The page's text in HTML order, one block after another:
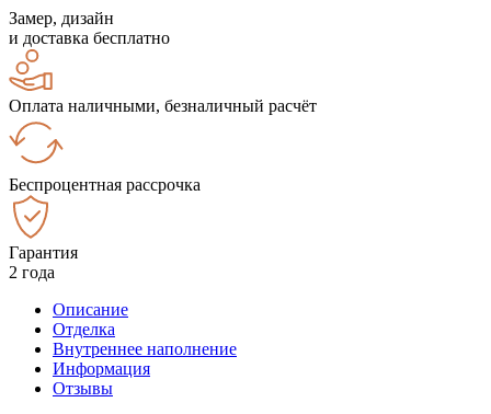
Замер, дизайн
и доставка бесплатно
Оплата наличными, безналичный расчёт
Беспроцентная рассрочка
Гарантия
2 года
Описание
Отделка
Внутреннее наполнение
Информация
Отзывы